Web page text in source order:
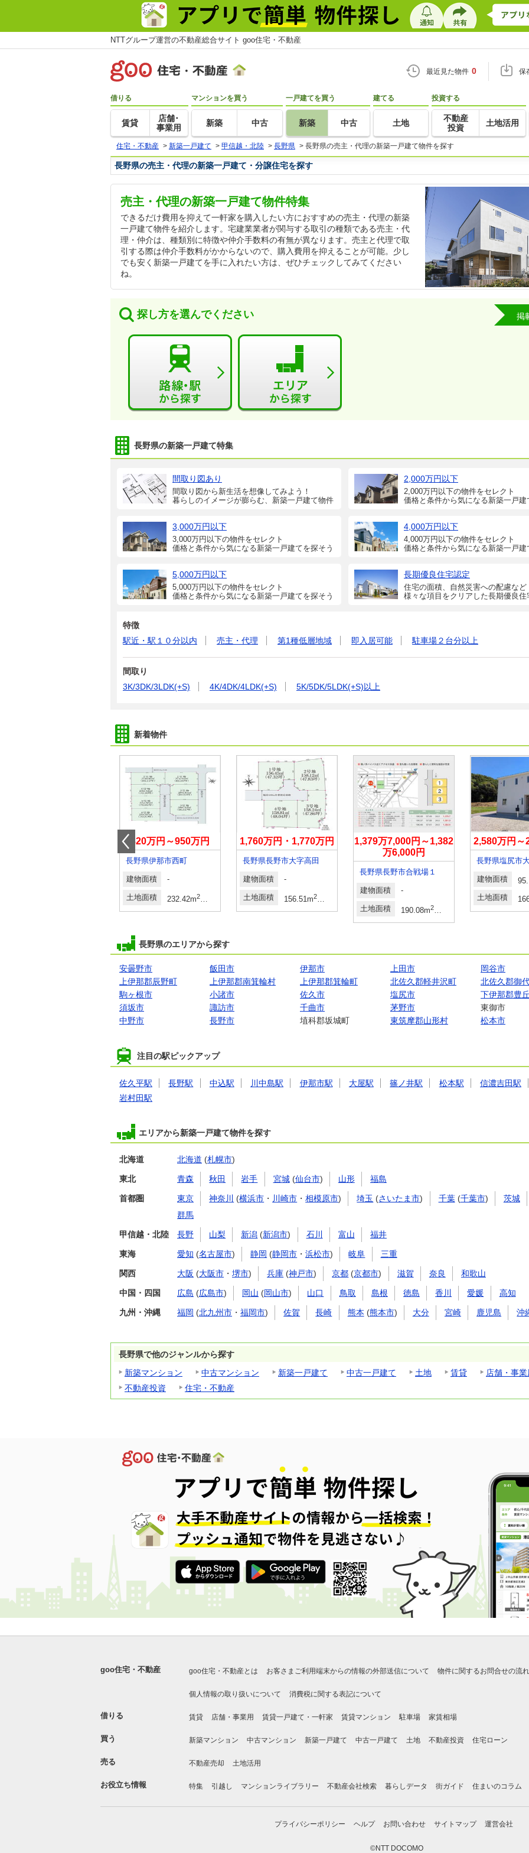
NTTグループ運営の不動産総合サイト goo住宅・不動産
最近見た物件 0 保
借りる
賃貸
店舗･
事業用
マンションを買う
新築 中古
一戸建てを買う
新築 中古
建てる
土地
投資する
不動産
投資
土地活用
住宅・不動産 > 新築一戸建て > 甲信越・北陸 > 長野県 > 長野県の売主・代理の新築一戸建て物件を探す
長野県の売主・代理の新築一戸建て・分譲住宅を探す
売主・代理の新築一戸建て物件特集
できるだけ費用を抑えて一軒家を購入したい方におすすめの売主・代理の新築
一戸建て物件を紹介します。宅建業業者が関与する取引の種類である売主・代
理・仲介は、種類別に特徴や仲介手数料の有無が異なります。売主と代理で取
引する際は仲介手数料がかからないので、購入費用を抑えることが可能。少し
でも安く新築一戸建てを手に入れたい方は、ぜひチェックしてみてください
ね。
探し方を選んでください 掲
長野県の新築一戸建て特集
間取り図あり
間取り図から新生活を想像してみよう！
暮らしのイメージが膨らむ、新築一戸建て物件
2,000万円以下
2,000万円以下の物件をセレクト
価格と条件から気になる新築一戸建
3,000万円以下
3,000万円以下の物件をセレクト
価格と条件から気になる新築一戸建てを探そう
4,000万円以下
4,000万円以下の物件をセレクト
価格と条件から気になる新築一戸建
5,000万円以下
5,000万円以下の物件をセレクト
価格と条件から気になる新築一戸建てを探そう
長期優良住宅認定
住宅の面積、自然災害への配慮など
様々な項目をクリアした長期優良住
特徴
駅近・駅１０分以内
売主・代理 第1種低層地域 即入居可能 駐車場２台分以上
間取り
3K/3DK/3LDK(+S)
4K/4DK/4LDK(+S) 5K/5DK/5LDK(+S)以上
新着物件
820万円～950万円
長野県伊那市西町
建物面積 -
土地面積 232.42m2～294.31m 70.30坪～89.02坪
1,760万円・1,770万円
長野県長野市大字高田
建物面積 -
土地面積 156.51m2～158.74m
1,379万7,000円～1,382
万6,000円
長野県長野市合戦場１
建物面積 -
土地面積 190.08m2～190.46m 57.49坪～57.61
2,580万円～
長野県塩尻市
建物面積
土地面積
長野県のエリアから探す
安曇野市 飯田市 伊那市 上田市
岡谷市
上伊那郡辰野町
上伊那郡南箕輪村 上伊那郡箕輪町 北佐久郡軽井沢町
北佐久郡御
駒ヶ根市
小諸市 佐久市 塩尻市
下伊那郡豊
須坂市
諏訪市 千曲市 茅野市
東御市
中野市
長野市 埴科郡坂城町 東筑摩郡山形村 松本市
注目の駅ピックアップ
佐久平駅 長野駅 中込駅 川中島駅 伊那市駅 大屋駅 篠ノ井駅 松本駅
信濃吉田駅
岩村田駅
エリアから新築一戸建て物件を探す
北海道 北海道 (札幌市)
東北 青森 秋田 岩手 宮城(仙台市) 山形 福島
首都圏 東京 神奈川 (横浜市 ・ 川崎市 ・相模原市) 埼玉 (さいたま市) 千葉(千葉市)
茨城
群馬
甲信越・北陸 長野 山梨 新潟 (新潟市) 石川 富山 福井
東海 愛知 (名古屋市) 静岡 (静岡市 ・浜松市) 岐阜 三重
関西 大阪 (大阪市 ・ 堺市) 兵庫 (神戸市) 京都 (京都市) 滋賀 奈良 和歌山
中国・四国 広島 (広島市) 岡山 (岡山市) 山口 鳥取 島根 徳島 香川 愛媛 高知
九州・沖縄 福岡 (北九州市 ・ 福岡市) 佐賀 長崎 熊本 (熊本市) 大分 宮崎 鹿児島 沖
長野県で他のジャンルから探す
新築マンション
中古マンション 新築一戸建て 中古一戸建て 土地 賃貸
店舗・事業
不動産投資
住宅・不動産
goo住宅・不動産 goo住宅・不動産とは お客さまご利用端末からの情報の外部送信について 物件に関するお問合せの流れ
個人情報の取り扱いについて 消費税に関する表記について
借りる 賃貸 店舗・事業用 賃貸一戸建て・一軒家 賃貸マンション 駐車場 家賃相場
買う 新築マンション 中古マンション 新築一戸建て 中古一戸建て 土地 不動産投資 住宅ローン
売る 不動産売却 土地活用
お役立ち情報 特集 引越し マンションライブラリー 不動産会社検索 暮らしデータ 街ガイド 住まいのコラム
プライバシーポリシー ヘルプ お問い合わせ サイトマップ 運営会社
©NTT DOCOMO